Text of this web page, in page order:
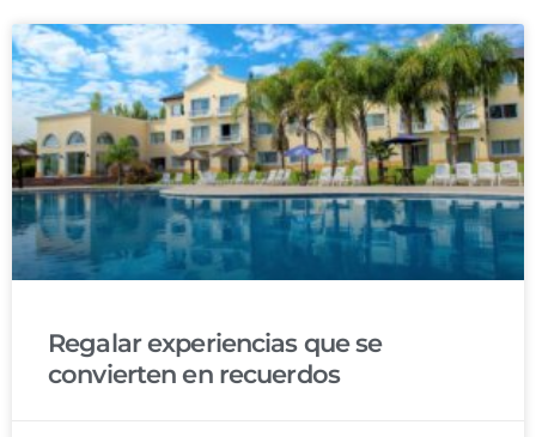
Regalar experiencias que se
convierten en recuerdos